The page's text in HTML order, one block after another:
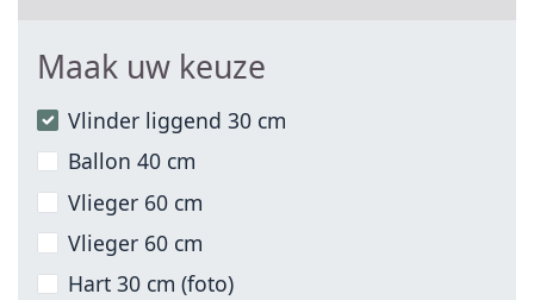
Maak uw keuze
Vlinder liggend 30 cm
Ballon 40 cm
Vlieger 60 cm
Vlieger 60 cm
Hart 30 cm (foto)